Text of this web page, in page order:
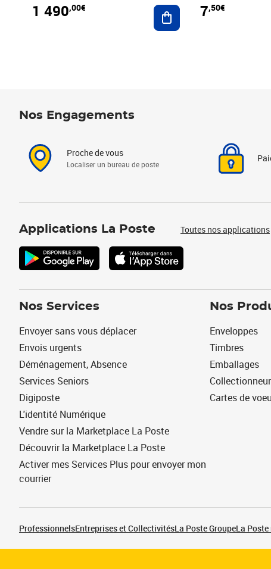
1 490,00€ Ajouter au panier
7,50€
Nos Engagements
Proche de vous
Localiser un bureau de poste
Applications La Poste Toutes nos applications
Nos Services
Envoyer sans vous déplacer
Envois urgents
Déménagement, Absence
Services Seniors
Digiposte
L'identité Numérique
Vendre sur la Marketplace La Poste
Découvrir la Marketplace La Poste
Activer mes Services Plus pour envoyer mon
courrier
Nos
Enveloppes
Timbres
Emballages
Cartes de
ProfessionnelsEntreprises et CollectivitésLa Poste GroupeLa